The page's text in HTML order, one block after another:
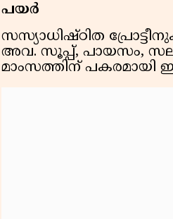
പയർ
സസ്യാധിഷ്ഠിത
അവ. സൂപ്പ്, പായസം,
മാംസത്തിന് പകരമായി